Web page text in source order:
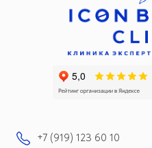
+7 (919) 123 60 10